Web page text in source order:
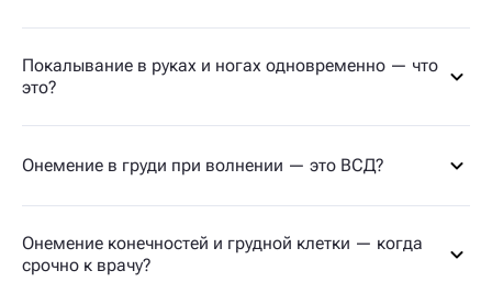
Покалывание в руках и ногах одновременно — что
это?
Онемение в груди при волнении — это ВСД?
Онемение конечностей и грудной клетки — когда
срочно к врачу?